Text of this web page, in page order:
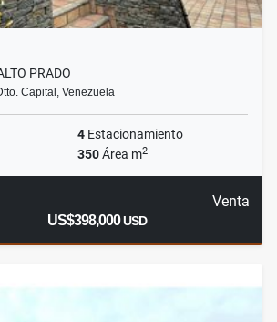
PRADO
Capital, Venezuela
4 Estacionamiento
350Área m2
Venta
US$398,000USD